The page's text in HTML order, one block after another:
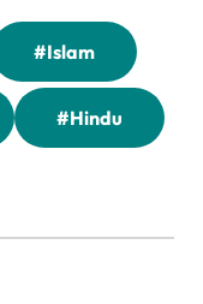
#Islam
#Hindu